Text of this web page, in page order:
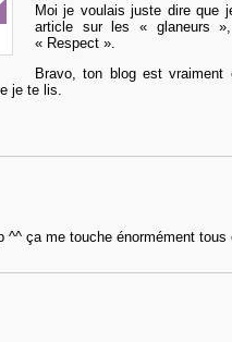
Moi je voulais juste dire que
article sur les « glaneurs
« Respect ».
Bravo, ton blog est
je te lis.
^^ ça me touche énormément